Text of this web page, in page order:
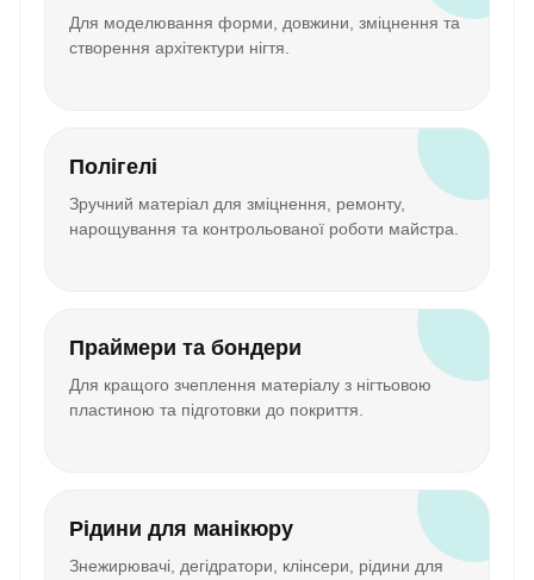
Для моделювання форми, довжини, зміцнення та
створення архітектури нігтя.
Полігелі
Зручний матеріал для зміцнення, ремонту,
нарощування та контрольованої роботи майстра.
Праймери та бондери
Для кращого зчеплення матеріалу з нігтьовою
пластиною та підготовки до покриття.
Рідини для манікюру
Знежирювачі, дегідратори, клінсери, рідини для